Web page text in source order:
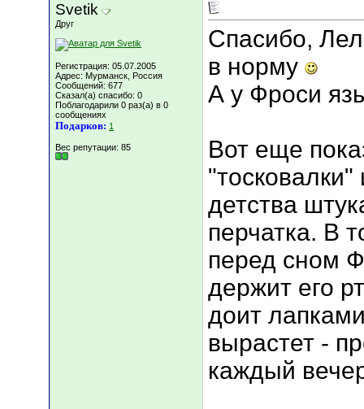
Svetik
Друг
Регистрация: 05.07.2005
Адрес: Мурманск, Россия
Сообщений: 677
Сказал(а) спасибо: 0
Поблагодарили 0 раз(а) в 0
сообщениях
Подарков: 1
Вес репутации: 85
Спасибо,
в норму
А у Фроси
Вот еще
детства
перчатка. В
перед сном
держит его
доит
вырастет -
каждый